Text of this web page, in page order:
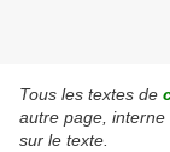
Tous les textes de
autre page,
sur le texte.